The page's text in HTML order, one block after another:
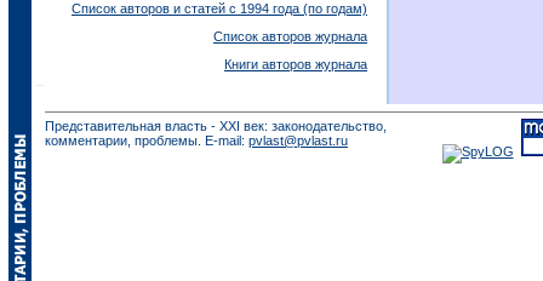
Список авторов и статей с 1994 года (по годам)
Список авторов журнала
Книги авторов журнала
Представительная власть - XXI век: законодательство,
комментарии, проблемы. E-mail: pvlast@pvlast.ru